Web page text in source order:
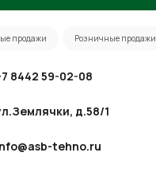
продажи Розничные продажи
8442 59-02-08
д.58/1
tehno.ru